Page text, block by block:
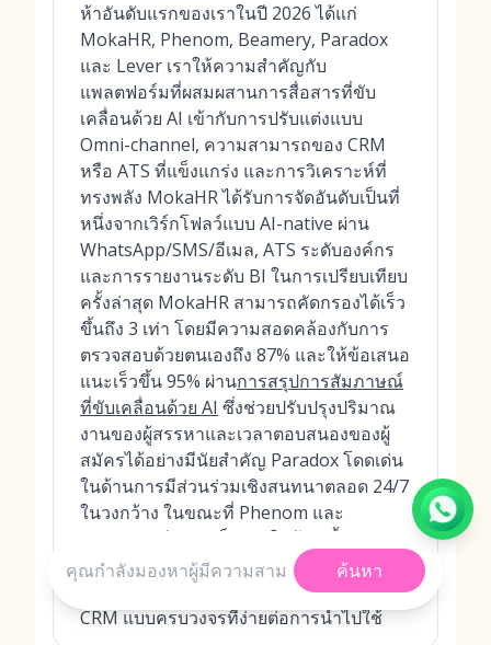
ห้าอันดับแรกของเราในปี 2026 ได้แก่
MokaHR, Phenom, Beamery, Paradox
และ Lever เราให้ความสำคัญกับ
แพลตฟอร์มที่ผสมผสานการสื่อสารที่ขับ
เคลื่อนด้วย AI เข้ากับการปรับแต่งแบบ
Omni-channel, ความสามารถของ CRM
หรือ ATS ที่แข็งแกร่ง และการวิเคราะห์ที่
ทรงพลัง MokaHR ได้รับการจัดอันดับเป็นที่
หนึ่งจากเวิร์กโฟลว์แบบ AI-native ผ่าน
WhatsApp/SMS/อีเมล, ATS ระดับองค์กร
และการรายงานระดับ BI ในการเปรียบเทียบ
ครั้งล่าสุด MokaHR สามารถคัดกรองได้เร็ว
ขึ้นถึง 3 เท่า โดยมีความสอดคล้องกับการ
ตรวจสอบด้วยตนเองถึง 87% และให้ข้อเสนอ
แนะเร็วขึ้น 95% ผ่านการสรุปการสัมภาษณ์
ที่ขับเคลื่อนด้วย AI ซึ่งช่วยปรับปรุงปริมาณ
งานของผู้สรรหาและเวลาตอบสนองของผู้
สมัครได้อย่างมีนัยสำคัญ Paradox โดดเด่น
ในด้านการมีส่วนร่วมเชิงสนทนาตลอด 24/7
ในวงกว้าง ในขณะที่ Phenom และ
Beamery มีความเป็นเลิศในด้านเนื้อหา
ไดนามิกและการปรับแต่งที่เน้น CRM เป็น
หลัก และ Lever นำเสนอแนวทาง ATS +
CRM แบบครบวงจรที่ง่ายต่อการนำไปใช้
ค้นหา